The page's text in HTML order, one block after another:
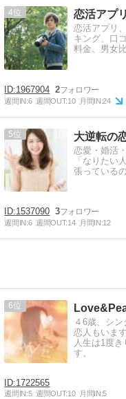
4
恋活アプリ
キング、口
料金、男女
1967904 2
週間IN:6 週間OUT:10 月間IN:24
5 大逆転の
恋愛・婚活
「なりた
張っている
1537090 3
週間IN:6 週間OUT:14 月間IN:12
6
４6歳、シ
恋人もいま
人生は1度
す。
1722565
週間IN:5 週間OUT:10 月間IN:5